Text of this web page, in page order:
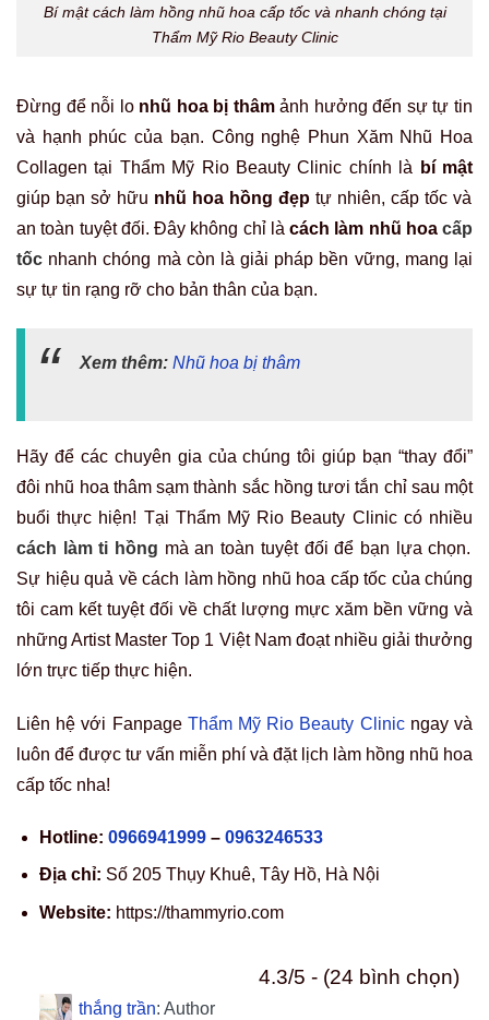
Bí mật cách làm hồng nhũ hoa cấp tốc và nhanh chóng tại
Thẩm Mỹ Rio Beauty Clinic
Đừng để nỗi lo nhũ hoa bị thâmảnh hưởng đến sự tự tin
và hạnh phúc của bạn. Công nghệ Phun Xăm Nhũ Hoa
Collagen tại Thẩm Mỹ Rio Beauty Clinic chính là
bí mật
giúp bạn sở hữu nhũ hoa hồng đẹp tự nhiên, cấp tốc và
an toàn tuyệt đối. Đây không chỉ là cách làm nhũ hoacấp
tốc nhanh chóng mà còn là giải pháp bền vững, mang lại
sự tự tin rạng rỡ cho bản thân của bạn.
Xem thêm: Nhũ hoa bị thâm
Hãy để các chuyên gia của chúng tôi giúp bạn “thay đổi”
đôi nhũ hoa thâm sạm thành sắc hồng tươi tắn chỉ sau một
buổi thực hiện! Tại Thẩm Mỹ Rio Beauty Clinic có nhiều
cách làm ti hồng mà an toàn tuyệt đối để bạn lựa chọn.
Sự hiệu quả về cách làm hồng nhũ hoa cấp tốc của chúng
tôi cam kết tuyệt đối về chất lượng mực xăm bền vững và
những Artist Master Top 1 Việt Nam đoạt nhiều giải thưởng
lớn trực tiếp thực hiện.
Liên hệ với Fanpage Thẩm Mỹ Rio Beauty Clinicngay và
luôn để được tư vấn miễn phí và đặt lịch làm hồng nhũ hoa
cấp tốc nha!
Hotline: 0966941999– 0963246533
Địa chỉ: Số 205 Thụy Khuê, Tây Hồ, Hà Nội
Website: https://thammyrio.com
4.3/5 - (24 bình chọn)
thắng trần: Author